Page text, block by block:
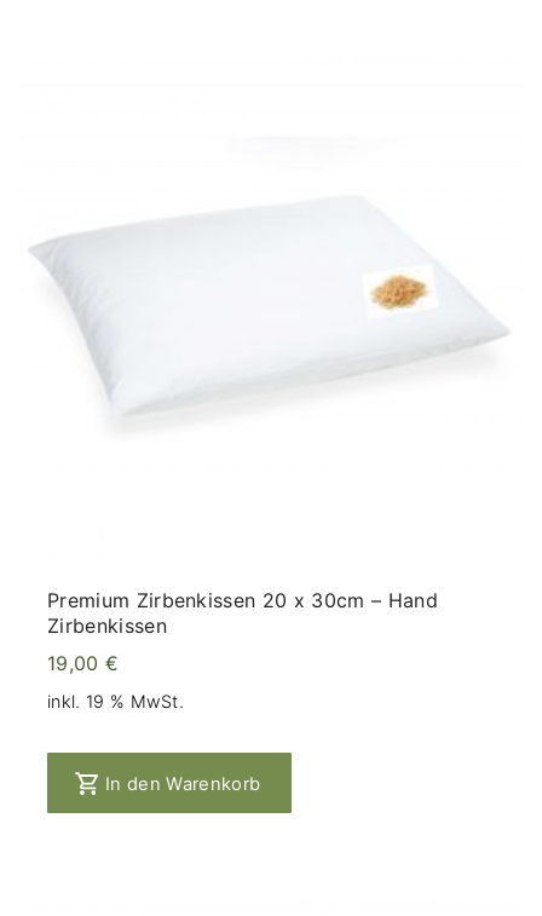
Premium Zirbenkissen 20 x 30cm – Hand
Zirbenkissen
19,00 €
inkl. 19 % MwSt.
In den Warenkorb